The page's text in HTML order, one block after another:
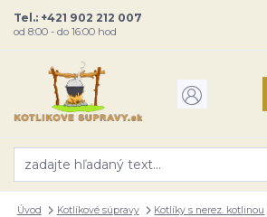
Tel.: +421 902 212 007
od 8:00 - do 16:00 hod
Úvod Kotlíkové súpravy Kotlíky s nerez. kotlinou